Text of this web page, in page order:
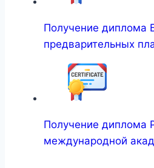
Получение диплома
предварительных
Получение диплома
международной